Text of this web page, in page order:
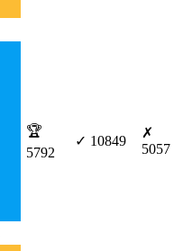
🏆
5792
✓ 10849
✗
5057